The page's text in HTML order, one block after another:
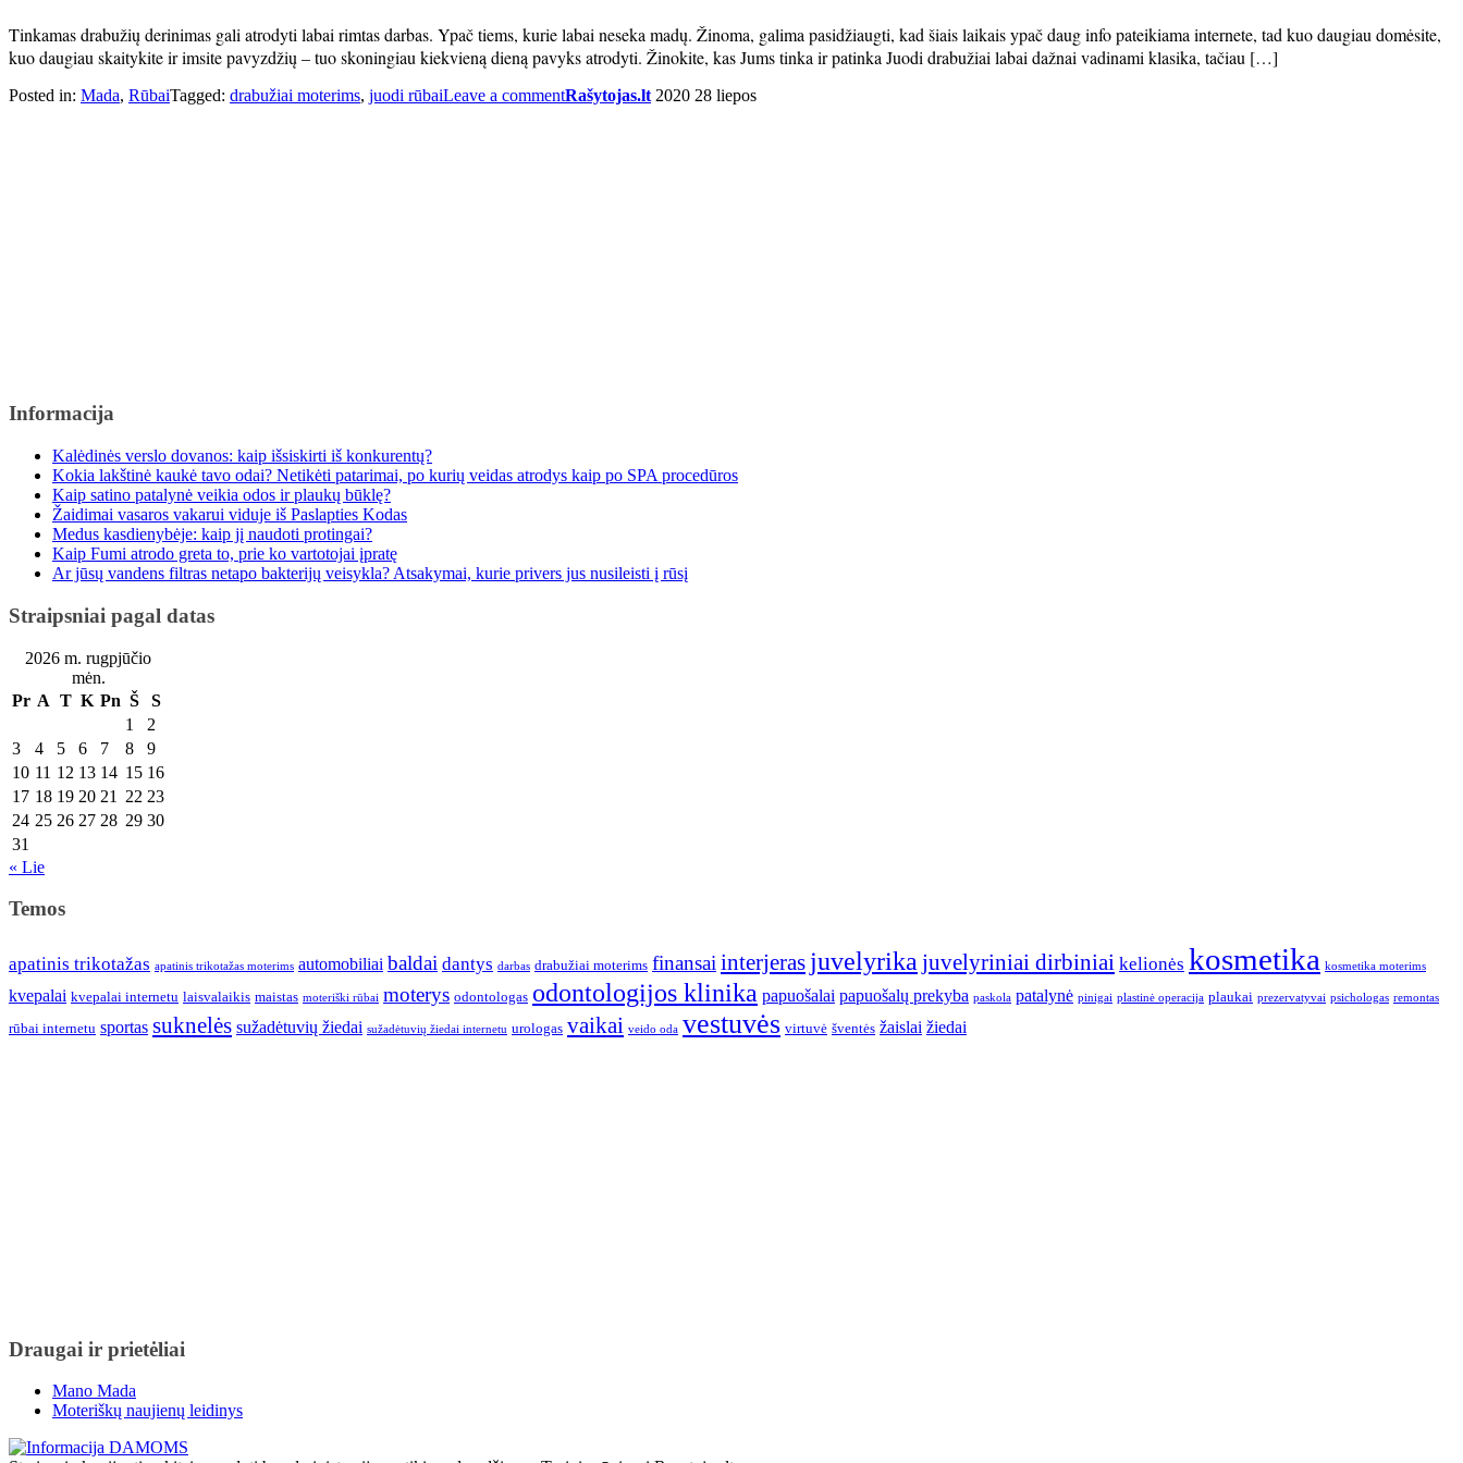
Tinkamas drabužių derinimas gali atrodyti labai rimtas darbas. Ypač tiems, kurie labai neseka madų. Žinoma, galima pasidžiaugti, kad šiais laikais ypač daug info pateikiama internete, tad kuo daugiau domėsite,
kuo daugiau skaitykite ir imsite pavyzdžių – tuo skoningiau kiekvieną dieną pavyks atrodyti. Žinokite, kas Jums tinka ir patinka Juodi drabužiai labai dažnai vadinami klasika, tačiau […]
Posted in: Mada, RūbaiTagged: drabužiai moterims, juodi rūbaiLeave a commentRašytojas.lt 2020 28 liepos
Informacija
Kalėdinės verslo dovanos: kaip išsiskirti iš konkurentų?
Kokia lakštinė kaukė tavo odai? Netikėti patarimai, po kurių veidas atrodys kaip po SPA procedūros
Kaip satino patalynė veikia odos ir plaukų būklę?
Žaidimai vasaros vakarui viduje iš Paslapties Kodas
Medus kasdienybėje: kaip jį naudoti protingai?
Kaip Fumi atrodo greta to, prie ko vartotojai įpratę
Ar jūsų vandens filtras netapo bakterijų veisykla? Atsakymai, kurie privers jus nusileisti į rūsį
Straipsniai pagal datas
2026 m. rugpjūčio
mėn.
Pr A T K Pn Š
S
1
2
3
4 5 6 7 8
9
10 11 12 13 14 15 16
17 18 19 20 21 22 23
24 25 26 27 28 29 30
31
« Lie
Temos
apatinis trikotažas apatinis trikotažas moterims automobiliai baldai dantys darbas drabužiai moterims finansai interjeras juvelyrika juvelyriniai dirbiniai kelionės kosmetika kosmetika moterims
kvepalai kvepalai internetu laisvalaikis maistas moteriški rūbai moterys odontologas odontologijos klinika papuošalai papuošalų prekyba paskola patalynė pinigai plastinė operacija plaukai prezervatyvai psichologas remontas
rūbai internetu sportas suknelės sužadėtuvių žiedai sužadėtuvių žiedai internetu urologas vaikai veido oda vestuvės virtuvė šventės žaislai žiedai
Draugai ir prietėliai
Mano Mada
Moteriškų naujienų leidinys